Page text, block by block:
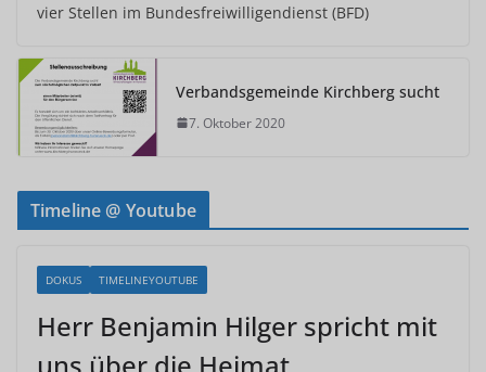
vier Stellen im Bundesfreiwilligendienst (BFD)
Verbandsgemeinde Kirchberg sucht
7. Oktober 2020
Timeline @ Youtube
DOKUS TIMELINEYOUTUBE
Herr Benjamin Hilger spricht mit
uns über die Heimat